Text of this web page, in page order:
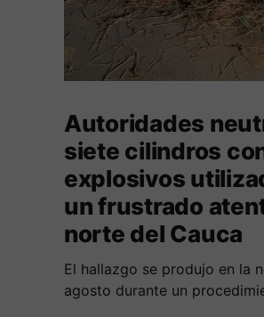
Autoridades
siete cilindros
explosivos
un frustrado
norte del Cauca
El hallazgo se produjo en la
agosto durante un